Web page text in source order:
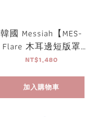
韓國 Messiah【MES-
Flare 木耳邊短版罩
衫】
NT$1,480
加入購物車